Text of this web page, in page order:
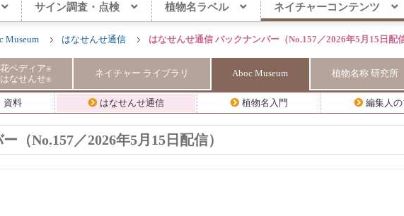
サイン調査・点検 植物名ラベル ネイチャーコンテンツ
Museum はなせんせ通信 はなせんせ通信 バックナンバー（No.157／2026年5月15日配信
花ペディア®
はなせんせ®
ネイチャー ライブラリ AbocMuseum 植物名称研究所
資料 はなせんせ通信 植物名入門 編集人
（No.157／2026年5月15日配信）